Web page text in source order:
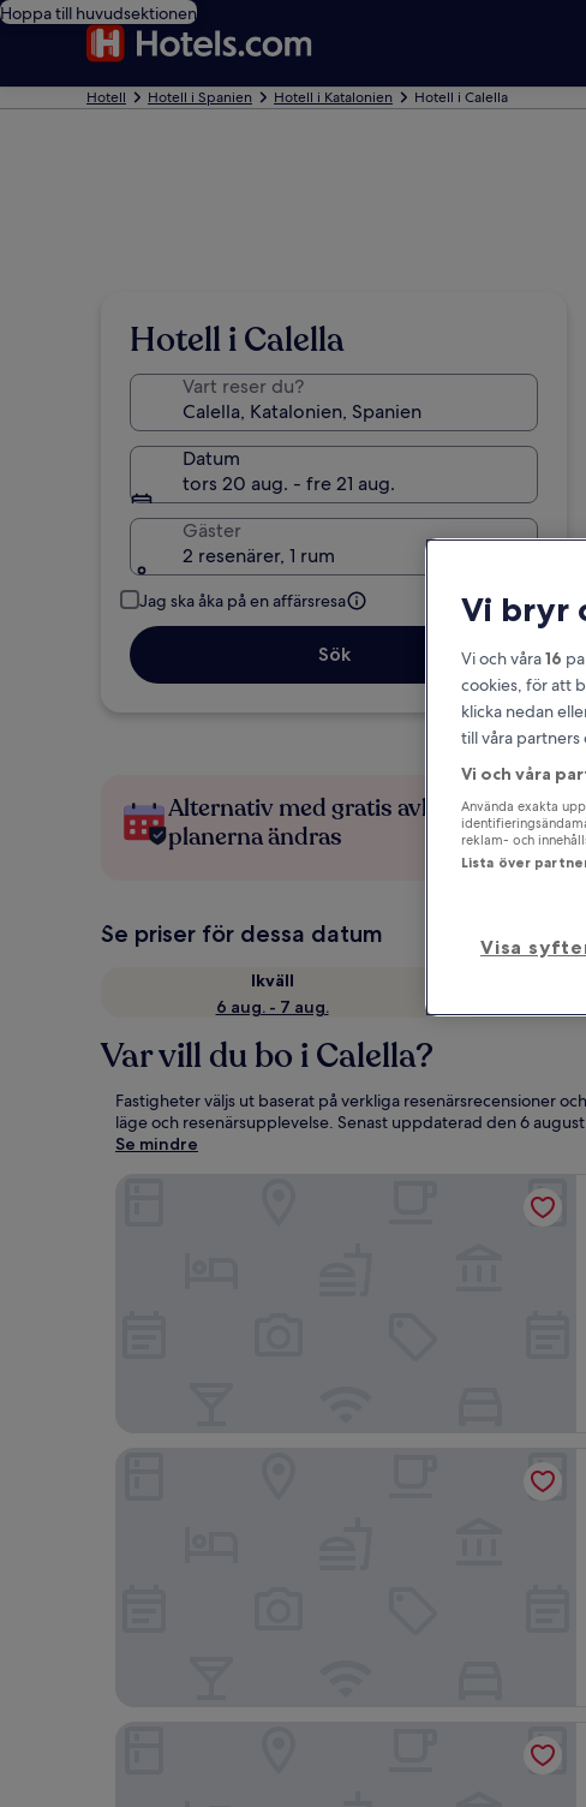
Hoppa till huvudsektionen
Hotell Hotell i Spanien Hotell i Katalonien Hotell i Calella
Hotell i Calella
Vart reser du?
Datum
tors 20 aug. - fre 21 aug.
Gäster
2 resenärer, 1 rum
Jag ska åka på en affärsresa
Sök
Alternativ med gratis avbokning om
planerna ändras
Se priser för dessa datum
Ikväll
6 aug. - 7 aug.
Var vill du bo i Calella?
Fastigheter väljs ut baserat på verkliga resenärsrecensioner
läge och resenärsupplevelse. Senast uppdaterad den6
Se mindre
Vi bryr
Vi och våra16
cookies, för att
klicka nedan
till våra
Vi och våra
Använda exakta
reklam- och
Lista över
Visa